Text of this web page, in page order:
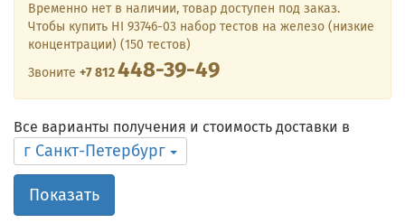
Временно нет в наличии, товар доступен под заказ.
Чтобы купить HI 93746-03 набор тестов на железо (низкие
концентрации) (150 тестов)
Звоните +7 812448-39-49
Все варианты получения и стоимость доставки в
г Санкт-Петербург
Показать